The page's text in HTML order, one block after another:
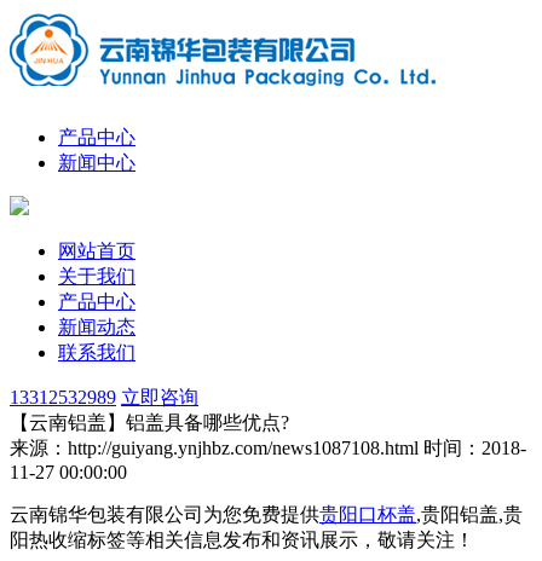
产品中心
新闻中心
网站首页
关于我们
产品中心
新闻动态
联系我们
13312532989 立即咨询
【云南铝盖】铝盖具备哪些优点?
来源：http://guiyang.ynjhbz.com/news1087108.html 时间：2018-
11-27 00:00:00
云南锦华包装有限公司为您免费提供贵阳口杯盖,贵阳铝盖,贵
阳热收缩标签等相关信息发布和资讯展示，敬请关注！